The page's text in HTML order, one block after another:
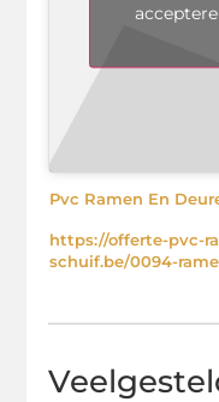
Pvc Ramen En
https://offerte-pvc-
schuif.be/0094-